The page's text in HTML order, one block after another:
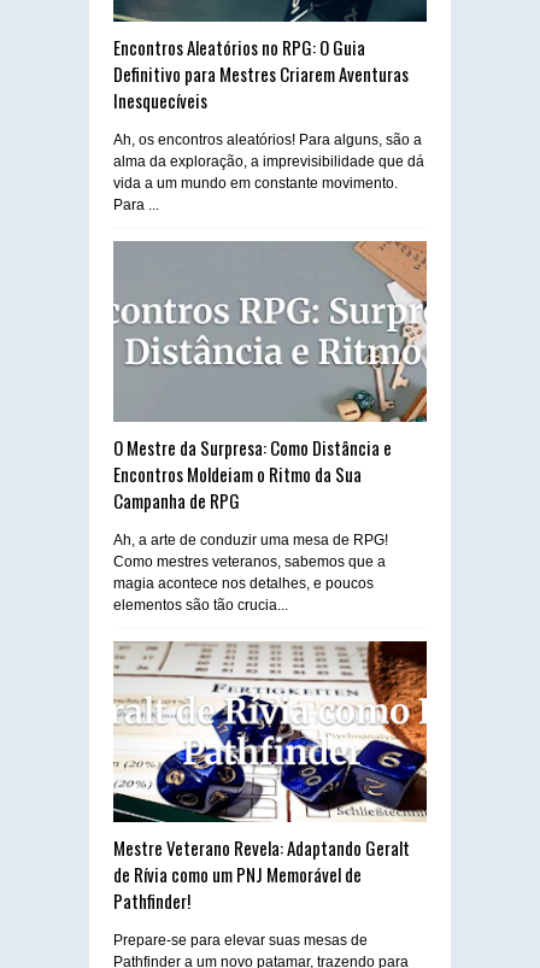
Encontros Aleatórios no RPG: O Guia
Definitivo para Mestres Criarem Aventuras
Inesquecíveis
Ah, os encontros aleatórios! Para alguns, são a
alma da exploração, a imprevisibilidade que dá
vida a um mundo em constante movimento.
Para ...
O Mestre da Surpresa: Como Distância e
Encontros Moldeiam o Ritmo da Sua
Campanha de RPG
Ah, a arte de conduzir uma mesa de RPG!
Como mestres veteranos, sabemos que a
magia acontece nos detalhes, e poucos
elementos são tão crucia...
Mestre Veterano Revela: Adaptando Geralt
de Rívia como um PNJ Memorável de
Pathfinder!
Prepare-se para elevar suas mesas de
Pathfinder a um novo patamar, trazendo para